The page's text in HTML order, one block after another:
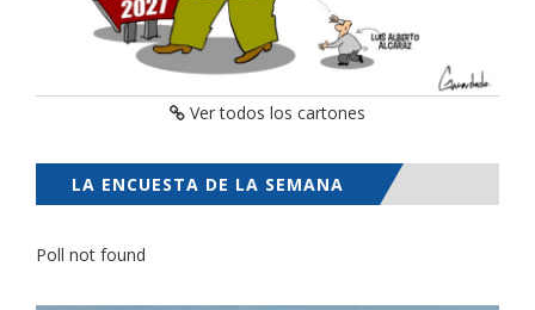
Ver todos los cartones
LA ENCUESTA DE LA SEMANA
Poll not found